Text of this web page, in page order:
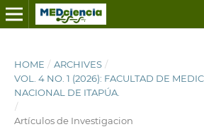
HOME / ARCHIVES /
VOL. 4 NO. 1 (2026): FACULTAD DE
NACIONAL DE ITAPÚA.
/
Artículos de Investigacion